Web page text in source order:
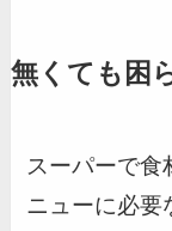
無くても困
スーパーで食
ニューに必要